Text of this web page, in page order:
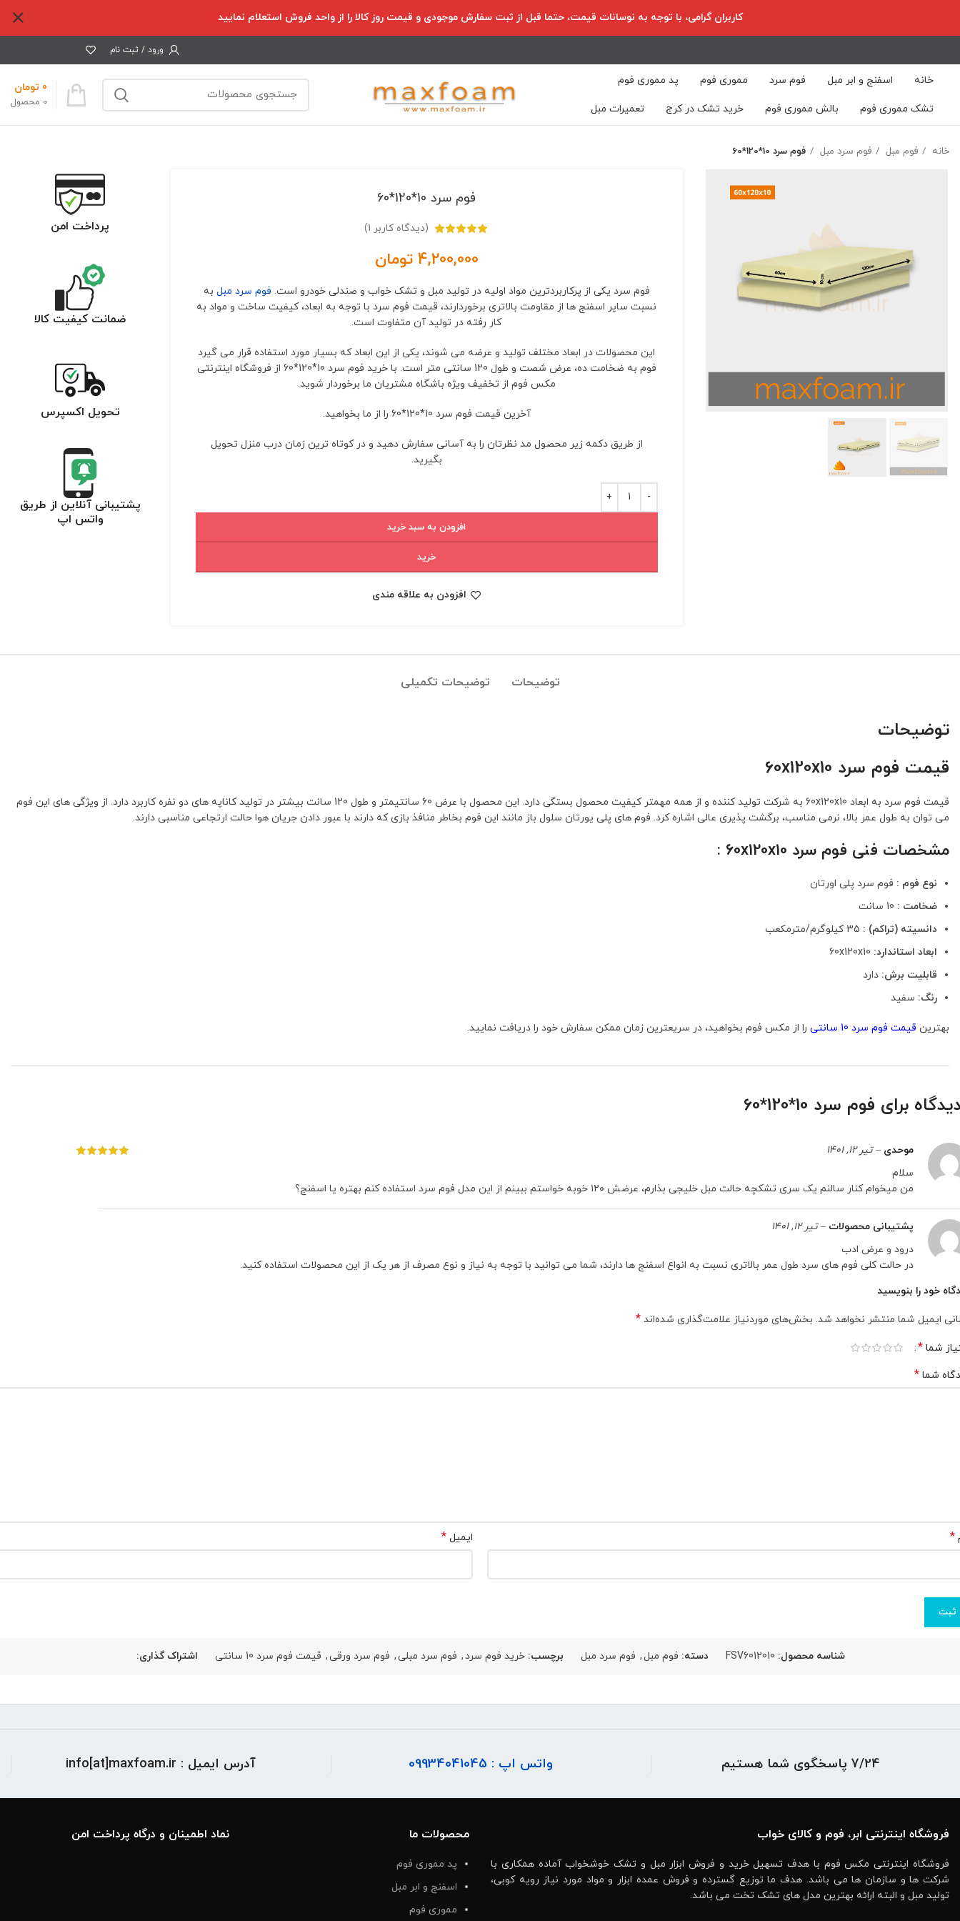
ورود / ثبت نام
خانه اسفنج و ابر مبل فوم سرد مموری فوم پد مموری فوم
تشک مموری فوم بالش مموری فوم خرید تشک در کرج تعمیرات مبل 0 محصول
0 تومان
خانه فوم مبل فوم سرد مبل فوم سرد 10*120*60
فوم سرد 10*120*60
(دیدگاه کاربر 1
)
4,200,000 تومان
فوم سرد یکی از پرکاربردترین مواد اولیه در تولید مبل و تشک خواب و صندلی خودرو است. فوم سرد مبل به
نسبت سایر اسفنج ها از مقاومت بالاتری برخوردارند، قیمت فوم سرد با توجه به ابعاد، کیفیت ساخت و مواد به
کار رفته در تولید آن متفاوت است.
این محصولات در ابعاد مختلف تولید و عرضه می شوند، یکی از این ابعاد که بسیار مورد استفاده قرار می گیرد
فوم به ضخامت ده، عرض شصت و طول 120 سانتی متر است. با خرید فوم سرد 10*120*60 از فروشگاه اینترنتی
مکس فوم از تخفیف ویژه باشگاه مشتریان ما برخوردار شوید.
آخرین قیمت فوم سرد 10*120*60 را از ما بخواهید.
از طریق دکمه زیر محصول مد نظرتان را به آسانی سفارش دهید و در کوتاه ترین زمان درب منزل تحویل
بگیرید.
افزودن به سبد خرید
خرید
افزودن به علاقه مندی
پرداخت امن
ضمانت کیفیت کالا
تحویل اکسپرس
پشتیبانی آنلاین از طریق
واتس اپ
توضیحات توضیحات تکمیلی
توضیحات
قیمت فوم سرد 60x120x10
قیمت فوم سرد به ابعاد 60x120x10 به شرکت تولید کننده و از همه مهمتر کیفیت محصول بستگی دارد. این محصول با عرض 60 سانتیمتر و طول 120 سانت بیشتر در تولید کاناپه های دو نفره کاربرد دارد. از ویژگی های این فوم
می توان به طول عمر بالا، نرمی مناسب، برگشت پذیری عالی اشاره کرد. فوم های پلی یورتان سلول باز مانند این فوم بخاطر منافذ بازی که دارند با عبور دادن جریان هوا حالت ارتجاعی مناسبی دارند.
مشخصات فنی فوم سرد 60x120x10 :
نوع فوم : فوم سرد پلی اورتان
ضخامت :
دانسیته (تراکم) :
ابعاد استاندارد:
قابلیت برش: دارد
رنگ: سفید
بهترین قیمت فوم سرد 10 سانتی را از مکس فوم بخواهید، در سریعترین زمان ممکن سفارش خود را دریافت نمایید.
فوم سرد 10*120*60
موحدی – تیر 12, 1401
سلام
من میخوام کنار سالنم یک سری تشکچه حالت مبل خلیجی بذارم، عرضش ۱۲۰ خوبه خواستم ببینم از این مدل فوم سرد استفاده کنم بهتره یا اسفنج؟
پشتیبانی محصولات – تیر 12, 1401
درود و عرض ادب
در حالت کلی فوم های سرد طول عمر بالاتری نسبت به انواع اسفنج ها دارند، شما می توانید با توجه به نیاز و نوع مصرف از هر یک از این محصولات استفاده کنید.
خود را بنویسید
ایمیل شما منتشر نخواهد شد. بخش‌های موردنیاز علامت‌گذاری شده‌اند *
شما *
شما *
* ایمیل *
شناسه محصول: FSV6012010 دسته: فوم مبل , فوم سرد مبل برچسب: خرید فوم سرد, فوم سرد مبلی, فوم سرد ورقی, قیمت فوم سرد 10 سانتی اشتراک گذاری:
آدرس ایمیل : info[at]maxfoam.ir واتس اپ : 09934041045 7/24 پاسخگوی شما هستیم
فروشگاه اینترنتی ابر، فوم و کالای خواب
فروشگاه اینترنتی مکس فوم با هدف تسهیل خرید و فروش ابزار مبل و تشک خوشخواب آماده همکاری با
شرکت ها و سازمان ها می باشد. هدف ما توزیع گسترده و فروش عمده ابزار و مواد مورد نیاز رویه کوبی،
تولید مبل و البته ارائه بهترین مدل های تشک تخت می باشد.
محصولات ما
پد مموری فوم
اسفنج و ابر مبل
مموری فوم
نماد اطمینان و درگاه پرداخت امن
کاربران گرامی، با توجه به نوسانات قیمت، حتما قبل از ثبت سفارش موجودی و قیمت روز کالا را از واحد فروش استعلام نمایید